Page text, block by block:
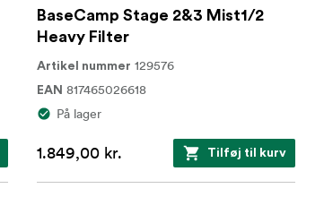
BaseCamp Stage 2&3 Mist1/2
Heavy Filter
Artikel nummer 129576
EAN 817465026618
På lager
1.849,00 kr. Tilføj til kurv